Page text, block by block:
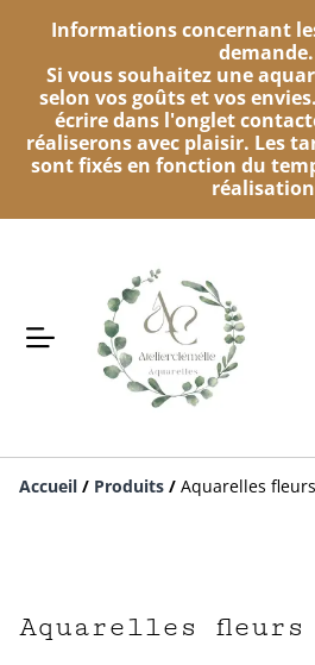
Informations concernant
demande.
Si vous souhaitez une
selon vos goûts et vos
écrire dans l'onglet
réaliserons avec plaisir. Les
sont fixés en fonction du
Accueil / Produits / Aquarelles fleurs
Aquarelles fleurs